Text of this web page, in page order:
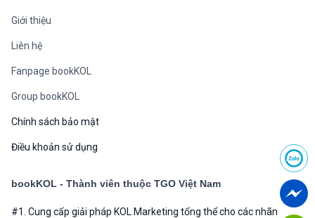
Giới thiệu
Liên hệ
Fanpage bookKOL
Group bookKOL
Chính sách bảo mật
Điều khoản sử dụng
bookKOL - Thành viên thuộc TGO Việt Nam
#1. Cung cấp giải pháp KOL Marketing tổng thể cho các nhãn